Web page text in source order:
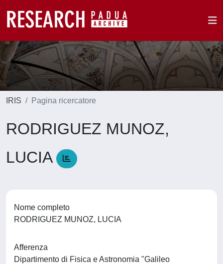
IRIS Pagina ricercatore
RODRIGUEZ MUNOZ,
LUCIA
Nome completo
RODRIGUEZ MUNOZ, LUCIA
Afferenza
Dipartimento di Fisica e Astronomia "Galileo